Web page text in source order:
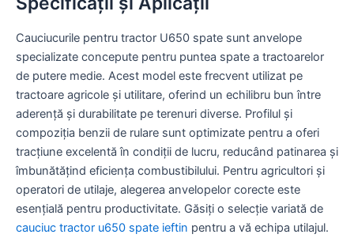
Cauciucurile pentru tractor U650 spate sunt anvelope
specializate concepute pentru puntea spate a tractoarelor
de putere medie. Acest model este frecvent utilizat pe
tractoare agricole și utilitare, oferind un echilibru bun între
aderență și durabilitate pe terenuri diverse. Profilul și
compoziția benzii de rulare sunt optimizate pentru a oferi
tracțiune excelentă în condiții de lucru, reducând patinarea și
îmbunătățind eficiența combustibilului. Pentru agricultori și
operatori de utilaje, alegerea anvelopelor corecte este
esențială pentru productivitate. Găsiți o selecție variată de
cauciuc tractor u650 spate ieftin pentru a vă echipa utilajul.